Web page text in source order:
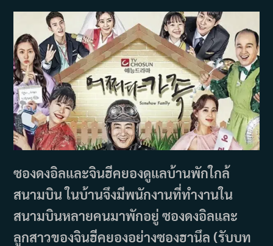
ซองดงอิลและจินฮีคยองดูแลบ้านพักใกล้
สนามบิน ในบ้านจึงมีพนักงานที่ทำงานใน
สนามบินหลายคนมาพักอยู่ ซองดงอิลและ
ลูกสาวของจินฮีคยองอย่างซองฮานึล (รับบท